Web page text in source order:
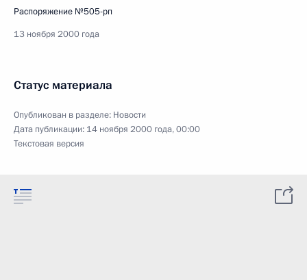
Распоряжение №505-рп
13 ноября 2000 года
Статус материала
Опубликован в разделе: Новости
Дата публикации: 14 ноября 2000 года, 00:00
Текстовая версия